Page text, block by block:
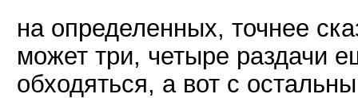
на определенных, точнее
может три, четыре раздачи
обходяться, а вот с